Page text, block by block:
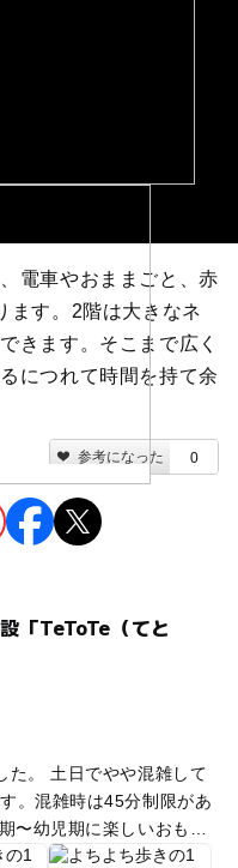
電車やおままごと、赤
ます。2階は大きなネ
きます。そこまで広く
につれて時間を持て余
参考になった 0
「TeToTe（てと
た。 土日でやや混雑して
。混雑時は45分制限があ
〜幼児期に楽しいおもち
ール、おままごと、ボー